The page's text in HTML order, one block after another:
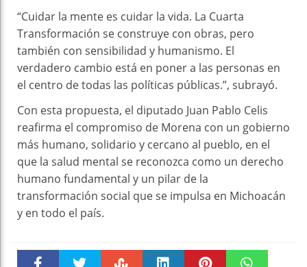
“Cuidar la mente es cuidar la vida. La Cuarta
Transformación se construye con obras, pero
también con sensibilidad y humanismo. El
verdadero cambio está en poner a las personas en
el centro de todas las políticas públicas.”, subrayó.
Con esta propuesta, el diputado Juan Pablo Celis
reafirma el compromiso de Morena con un gobierno
más humano, solidario y cercano al pueblo, en el
que la salud mental se reconozca como un derecho
humano fundamental y un pilar de la
transformación social que se impulsa en Michoacán
y en todo el país.